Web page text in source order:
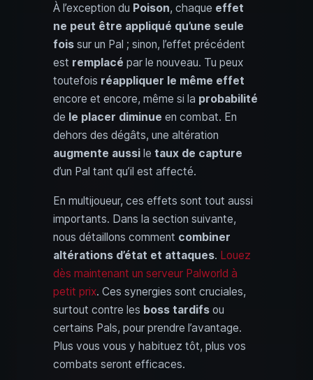
À l’exception du Poison, chaque effet
ne peut être appliqué qu’une seule
fois sur un Pal ; sinon, l’effet précédent
est remplacé par le nouveau. Tu peux
toutefois réappliquer le même effet
encore et encore, même si la probabilité
de le placer diminue en combat. En
dehors des dégâts, une altération
augmente aussi le taux de capture
d’un Pal tant qu’il est affecté.
En multijoueur, ces effets sont tout aussi
importants. Dans la section suivante,
nous détaillons comment combiner
altérations d’état et attaques. Louez
dès maintenant un serveur Palworld à
petit prix. Ces synergies sont cruciales,
surtout contre les boss tardifs ou
certains Pals, pour prendre l’avantage.
Plus vous vous y habituez tôt, plus vos
combats seront efficaces.